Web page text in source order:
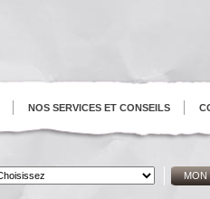
NOS SERVICES ET CONSEILS
MON